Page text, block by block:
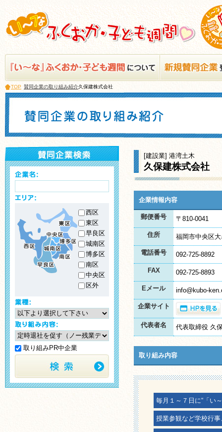
TOP 賛同企業の取り組み紹介久保建株式会社
西区
東区
早良区
城南区
博多区
南区
中央区
区外
取り組みPR中企業
[建設業] 港湾土木
久保建株式会社
企業情報内容
郵便番号 〒810-0041
住所 福岡市中央区
電話番号 092-725-8892
FAX 092-725-8893
Eメール info@kubo-
企業サイト
代表者名 代表取締役 久
取り組み内容
毎月１～７日に“「い
授業参観など学校行